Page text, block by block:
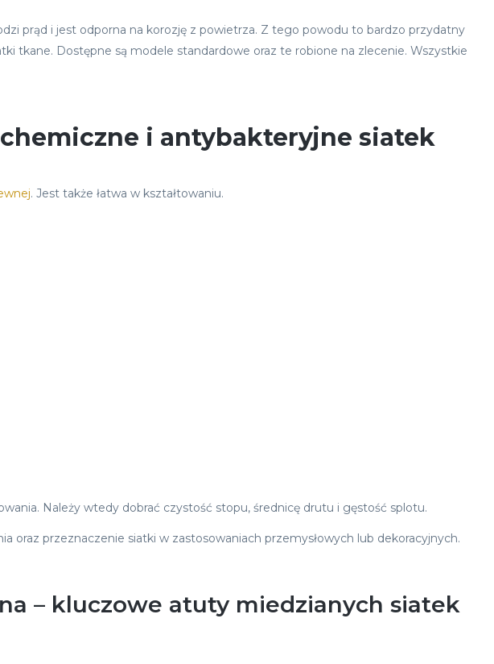
prąd i jest odporna na korozję z powietrza. Z tego powodu to bardzo przydatny
tkane. Dostępne są modele standardowe oraz te robione na zlecenie. Wszystkie
i antybakteryjne siatek
. Jest także łatwa w kształtowaniu.
Należy wtedy dobrać czystość stopu, średnicę drutu i gęstość splotu.
oraz przeznaczenie siatki w zastosowaniach przemysłowych lub dekoracyjnych.
– kluczowe atuty miedzianych siatek